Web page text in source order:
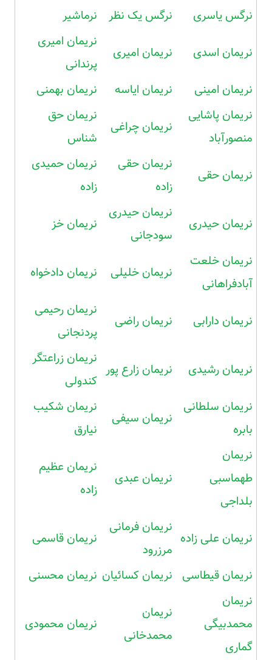
نرگس یاسری
نرگس یک نظر نرماشیر
نریمان اسدی نریمان امیری
نریمان امیری
پرندانی
نریمان امینی
نریمان ایاسه
نریمان بهمنی
نریمان پاشایی
منصورآباد
نریمان چراغی
نریمان حق
شناس
نریمان حقی
نریمان حقی
زاده
نریمان حمیدی
زاده
نریمان حیدری
نریمان حیدری
سودجانی
نریمان خز
نریمان خلعت
آبادفراهانی
نریمان خلیلی نریمان دادخواه
نریمان دارابی نریمان راضی
نریمان رحیمی
پردنجانی
نریمان رشیدی نریمان زارع پور
نریمان زراعتگر
کندولی
نریمان سلطانی
بابره
نریمان سیفی
نریمان شکیب
نیارق
نریمان
طهماسبی
بلداجی
نریمان عبدی
نریمان عظیم
زاده
نریمان علی زاده
نریمان فرمانی
مرزرود
نریمان قاسمی
نریمان قیطاسی نریمان کسائیان نریمان محسنی
نریمان
محمدبیگی
گماری
نریمان
محمدخانی
نریمان محمودی